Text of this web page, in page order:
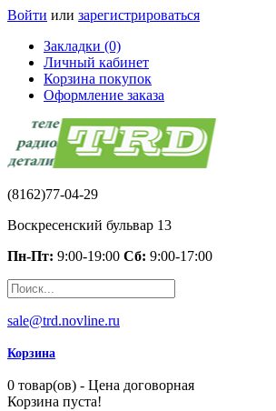
Войти или зарегистрироваться
Закладки (0)
Личный кабинет
Корзина покупок
Оформление заказа
(8162)77-04-29
Воскресенский бульвар 13
Пн-Пт: 9:00-19:00 Сб: 9:00-17:00
sale@trd.novline.ru
Корзина
0 товар(ов) - Цена договорная
Корзина пуста!